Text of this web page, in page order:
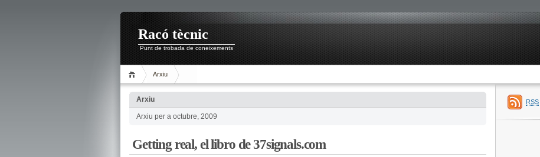
Racó tècnic
Punt de trobada de coneixements
Arxiu
Arxiu
Arxiu per a octubre, 2009
Getting real, el libro de 37signals.com
RSS